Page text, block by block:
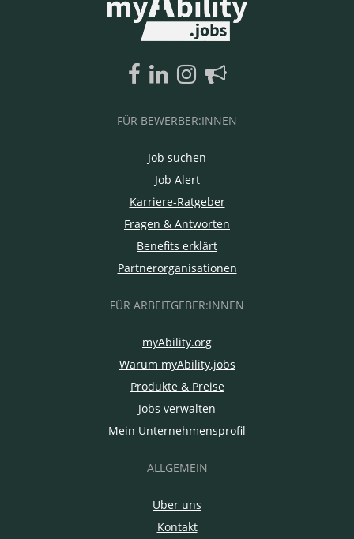
FÜR BEWERBER:INNEN
Job suchen
Job Alert
Karriere-Ratgeber
Fragen & Antworten
Benefits erklärt
Partnerorganisationen
FÜR ARBEITGEBER:INNEN
myAbility.org
Warum myAbility.jobs
Produkte & Preise
Jobs verwalten
Mein Unternehmensprofil
ALLGEMEIN
Über uns
Kontakt